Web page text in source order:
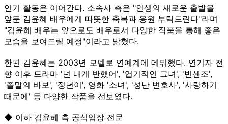
연기 활동은 이어간다. 소속사 측은 "인생의 새로운 출발을
앞둔 김윤혜 배우에게 따뜻한 축복과 응원 부탁드린다"라며
"김윤혜 배우는 앞으로도 배우로서 다양한 작품을 통해 좋은
모습을 보여드릴 예정"이라고 밝혔다.
한편 김윤혜는 2003년 모델로 연예계에 데뷔했다. 연기자 전
향 이후 드라마 '넌 내게 반했어', '엽기적인 그녀', '빈센조',
'졸말의 바보', '정년이', 영화 '소녀', '성난 변호사', '사랑하기
때문에' 등 다양한 작품을 선보였다.
◆ 이하 김윤혜 측 공식입장 전문